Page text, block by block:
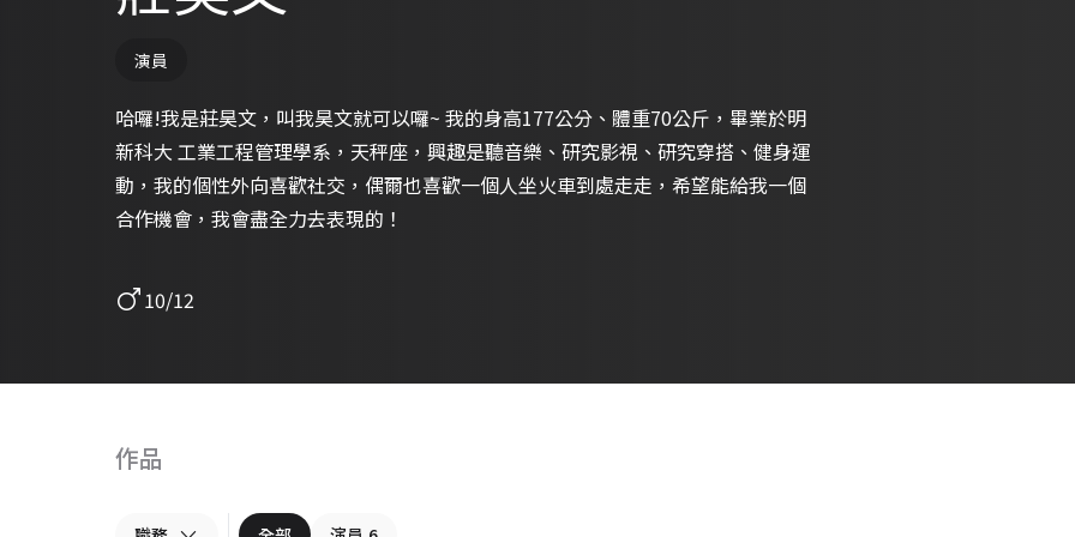
演員
哈囉!我是莊昊文，叫我昊文就可以囉~ 我的身高177公分、體重70公斤，畢業於明
新科大 工業工程管理學系，天秤座，興趣是聽音樂、研究影視、研究穿搭、健身運
動，我的個性外向喜歡社交，偶爾也喜歡一個人坐火車到處走走，希望能給我一個
合作機會，我會盡全力去表現的！
10/12
作品